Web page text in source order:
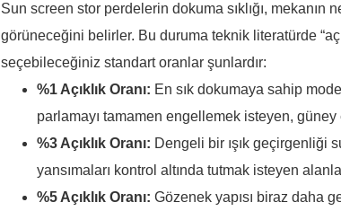
Sun screen stor perdelerin dokuma sıklığı, mekanın
görüneceğini belirler. Bu duruma teknik literatürde
seçebileceğiniz standart oranlar şunlardır:
%1 Açıklık Oranı: En sık dokumaya sahip
parlamayı tamamen engellemek isteyen,
%3 Açıklık Oranı: Dengeli bir ışık geçirgenliği
yansımaları kontrol altında tutmak isteyen
%5 Açıklık Oranı: Gözenek yapısı biraz daha